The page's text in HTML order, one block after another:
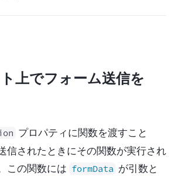
上でフォーム送信を
プロパティに関数を渡すこと
信されたときにその関数が実行され
この関数には formData が引数と